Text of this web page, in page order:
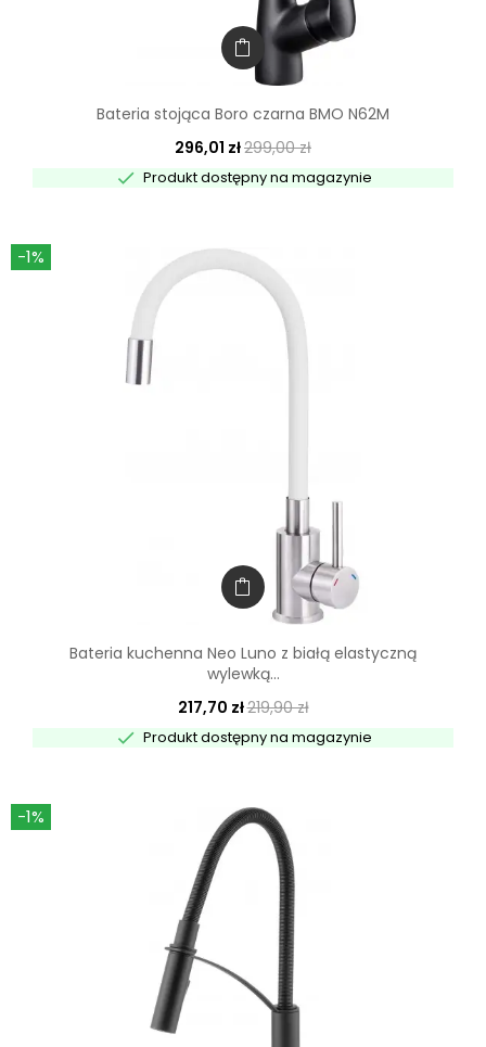
Bateria stojąca Boro czarna BMO N62M
296,01 zł299,00 zł
 Produkt dostępny na magazynie
-1%
Bateria kuchenna Neo Luno z białą elastyczną
wylewką...
217,70 zł219,90 zł
 Produkt dostępny na magazynie
-1%